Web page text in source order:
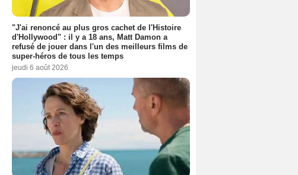
"J'ai renoncé au plus gros cachet de l'Histoire
d'Hollywood" : il y a 18 ans, Matt Damon a
refusé de jouer dans l'un des meilleurs films de
super-héros de tous les temps
jeudi 6 août 2026